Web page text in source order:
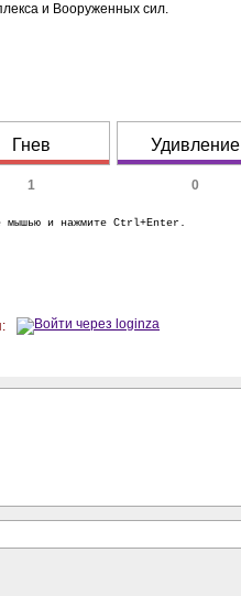
и Вооруженных сил.
Гнев
1
Удивление
0
мышью и нажмите Ctrl+Enter.